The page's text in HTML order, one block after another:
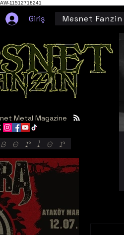
AW-11512718241
Giriş Mesnet Fanzin
Metal Magazine